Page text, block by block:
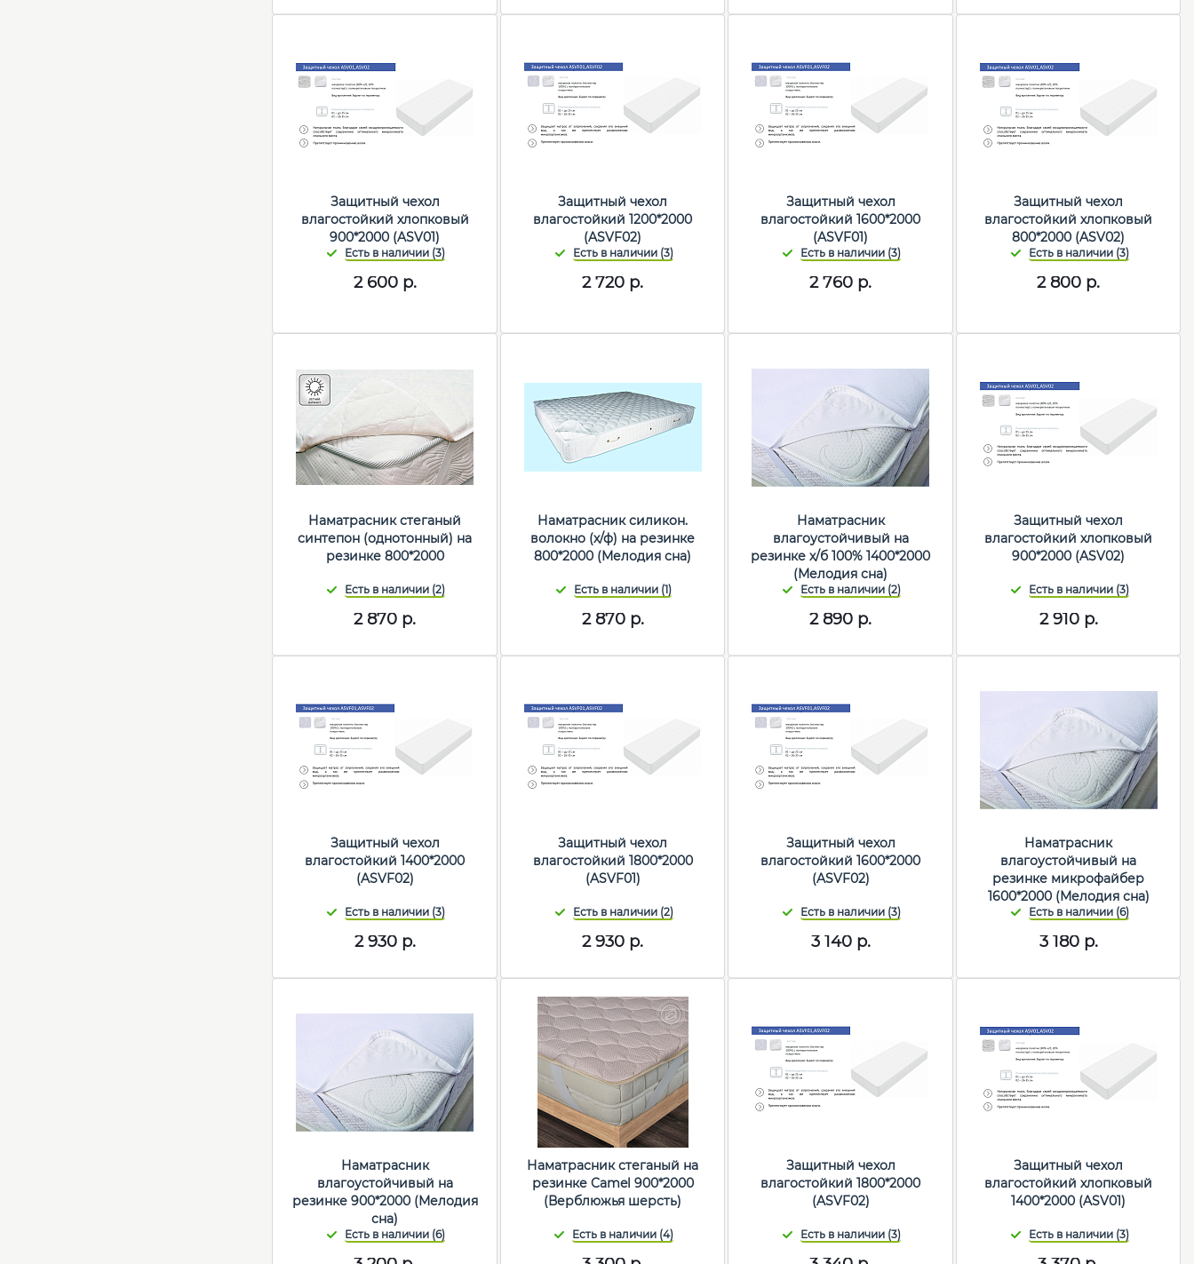
Защитный чехол
влагостойкий хлопковый
900*2000 (ASV01)
2 600р.
Защитный чехол
влагостойкий 1200*2000
(ASVF02)
2 720 р.
Защитный чехол
влагостойкий 1600*2000
(ASVF01)
2 760 р.
Защитный чехол
влагостойкий хлопковый
800*2000 (ASV02)
2 800 р.
Наматрасник стеганый
синтепон (однотонный) на
резинке 800*2000
2 870 р.
Наматрасник силикон.
волокно (х/ф) на резинке
800*2000 (Мелодия сна)
2 870р.
Наматрасник
влагоустойчивый на
резинке х/б 100% 1400*2000
(Мелодия сна)
2 890 р.
Защитный чехол
влагостойкий хлопковый
900*2000 (ASV02)
2 910р.
Защитный чехол
влагостойкий 1400*2000
(ASVF02)
2 930р.
Защитный чехол
влагостойкий 1800*2000
(ASVF01)
2 930 р.
Защитный чехол
влагостойкий 1600*2000
(ASVF02)
3 140р.
Наматрасник
влагоустойчивый на
резинке микрофайбер
1600*2000 (Мелодия сна)
3 180р.
Наматрасник
влагоустойчивый на
резинке 900*2000 (Мелодия
сна)
Наматрасник стеганый на
резинке Camel 900*2000
(Верблюжья шерсть)
Защитный чехол
влагостойкий 1800*2000
(ASVF02)
Защитный чехол
влагостойкий хлопковый
1400*2000 (ASV01)